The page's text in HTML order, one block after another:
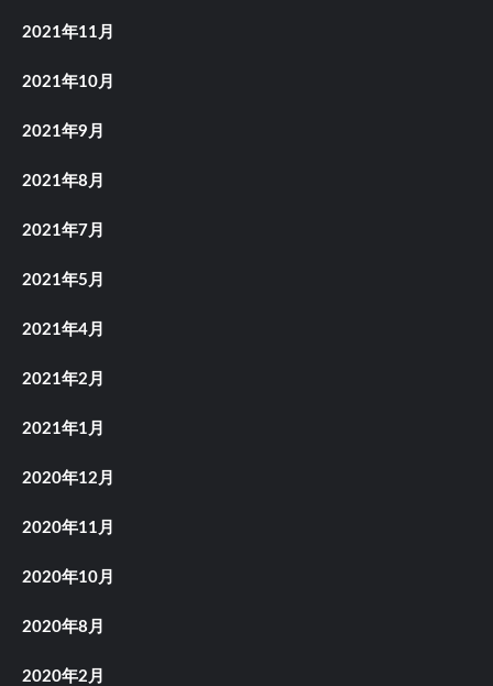
2021年11月
2021年10月
2021年9月
2021年8月
2021年7月
2021年5月
2021年4月
2021年2月
2021年1月
2020年12月
2020年11月
2020年10月
2020年8月
2020年2月